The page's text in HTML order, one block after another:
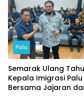
Palu
Semarak Ulang
Kepala Imigrasi
Bersama Jajaran